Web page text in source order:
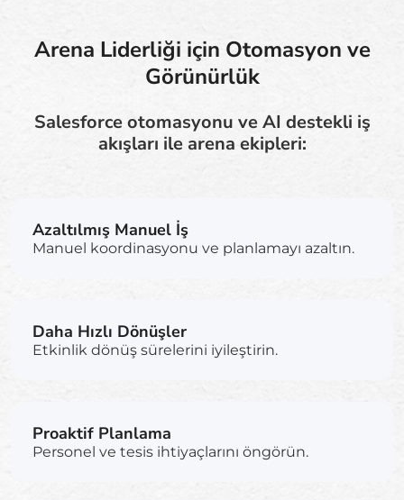
Arena Liderliği için Otomasyon ve
Görünürlük
Salesforce otomasyonu ve AI destekli iş
akışları ile arena ekipleri:
Azaltılmış Manuel İş
Manuel koordinasyonu ve planlamayı azaltın.
Daha Hızlı Dönüşler
Etkinlik dönüş sürelerini iyileştirin.
Proaktif Planlama
Personel ve tesis ihtiyaçlarını öngörün.